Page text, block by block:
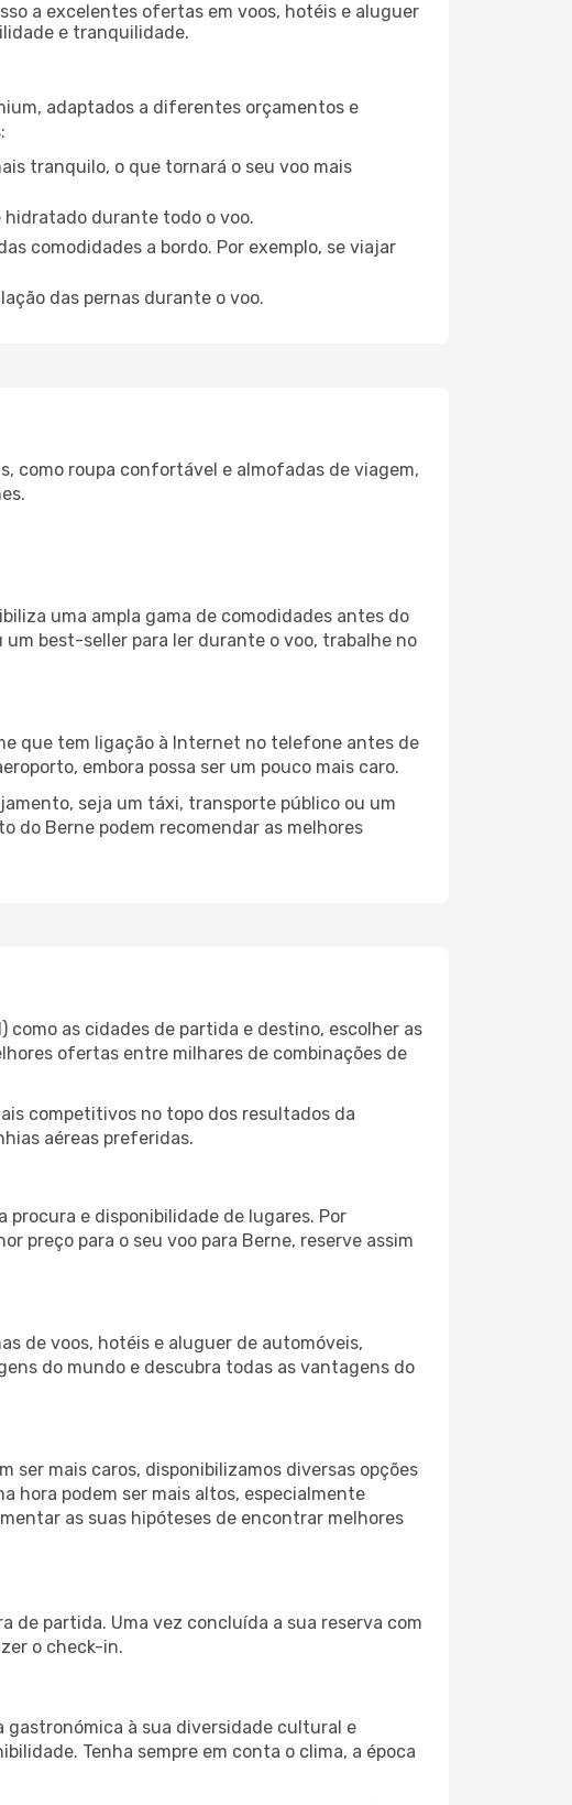
a excelentes ofertas em voos, hotéis e aluguer
e tranquilidade.
adaptados a diferentes orçamentos e
tranquilo, o que tornará o seu voo mais
hidratado durante todo o voo.
comodidades a bordo. Por exemplo, se viajar
das pernas durante o voo.
como roupa confortável e almofadas de viagem,
uma ampla gama de comodidades antes do
best-seller para ler durante o voo, trabalhe no
que tem ligação à Internet no telefone antes de
embora possa ser um pouco mais caro.
seja um táxi, transporte público ou um
do Berne podem recomendar as melhores
como as cidades de partida e destino, escolher as
ofertas entre milhares de combinações de
competitivos no topo dos resultados da
aéreas preferidas.
procura e disponibilidade de lugares. Por
preço para o seu voo para Berne, reserve assim
de voos, hotéis e aluguer de automóveis,
do mundo e descubra todas as vantagens do
ser mais caros, disponibilizamos diversas opções
hora podem ser mais altos, especialmente
as suas hipóteses de encontrar melhores
de partida. Uma vez concluída a sua reserva com
o check-in.
gastronómica à sua diversidade cultural e
Tenha sempre em conta o clima, a época